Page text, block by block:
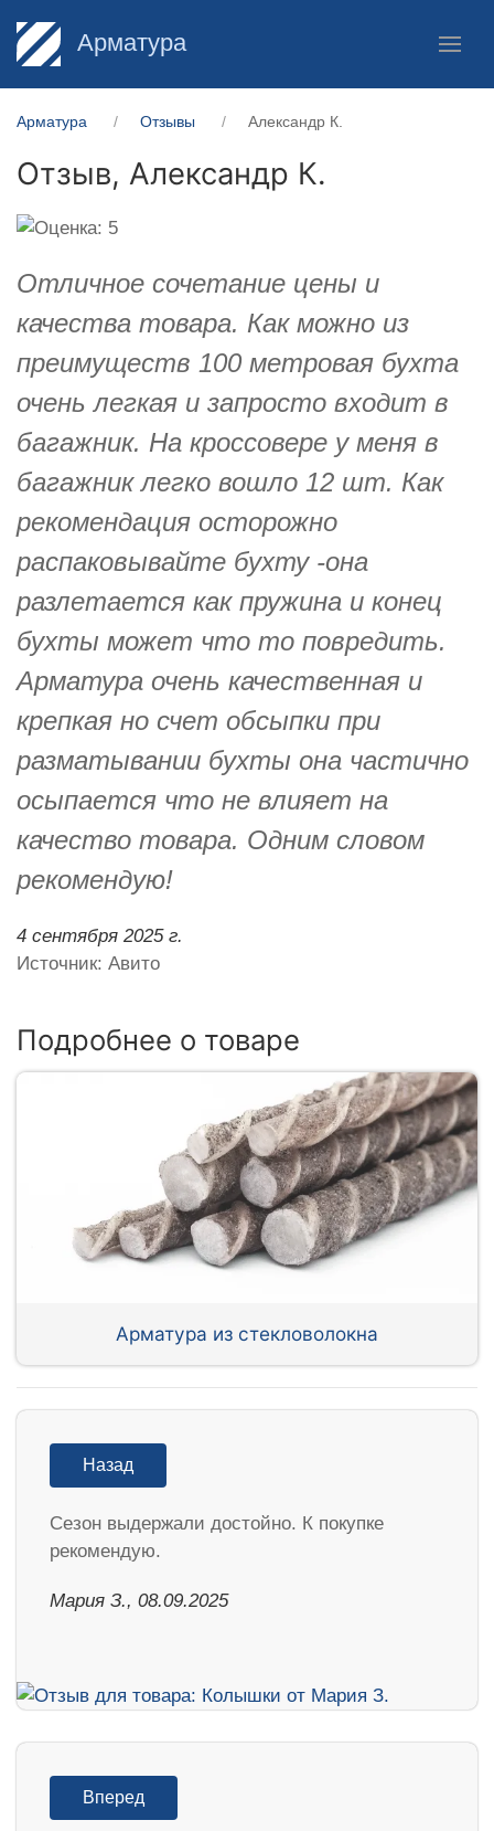
Арматура
Арматура Отзывы Александр К.
Отзыв, Александр К.
Отличное сочетание цены и
качества товара. Как можно из
преимуществ 100 метровая бухта
очень легкая и запросто входит в
багажник. На кроссовере у меня в
багажник легко вошло 12 шт. Как
рекомендация осторожно
распаковывайте бухту -она
разлетается как пружина и конец
бухты может что то повредить.
Арматура очень качественная и
крепкая но счет обсыпки при
разматывании бухты она частично
осыпается что не влияет на
качество товара. Одним словом
рекомендую!
4 сентября 2025 г.
Источник: Авито
Подробнее о товаре
Арматура из стекловолокна
Назад
Cезон выдержали достойно. К покупке
рекомендую.
Мария З., 08.09.2025
Вперед